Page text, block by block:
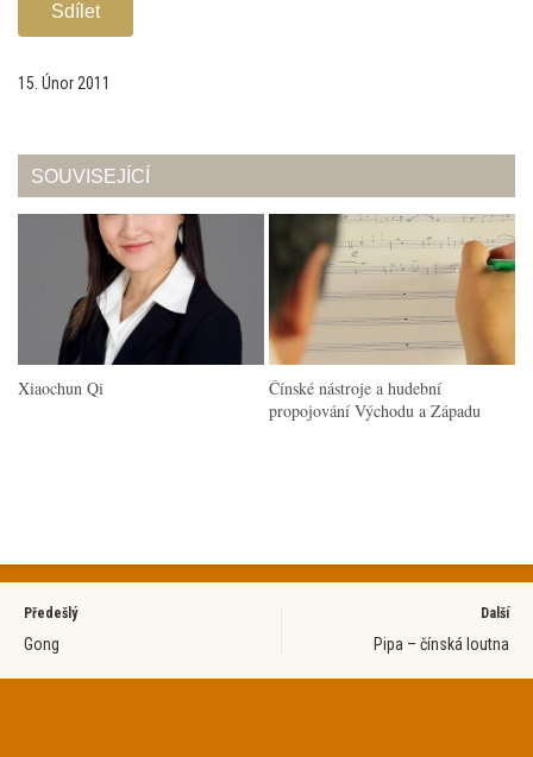
Sdílet
15. Únor 2011
SOUVISEJÍCÍ
Xiaochun Qi
Čínské nástroje a hudební
propojování Východu a Západu
Předešlý
Gong
Další
Pipa – čínská loutna